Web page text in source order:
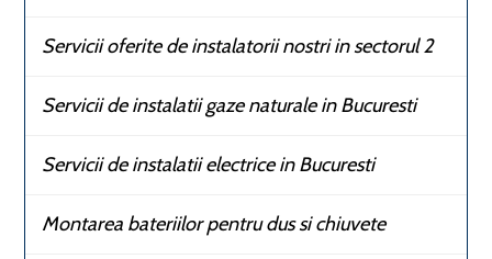
Servicii oferite de instalatorii nostri in sectorul 2
Servicii de instalatii gaze naturale in Bucuresti
Servicii de instalatii electrice in Bucuresti
Montarea bateriilor pentru dus si chiuvete